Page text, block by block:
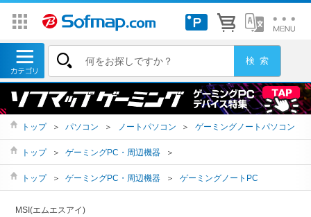
トップ ＞ パソコン ＞ ノートパソコン ＞ ゲーミングノートパソコン
トップ ＞ ゲーミングPC・周辺機器 ＞
トップ ＞ ゲーミングPC・周辺機器 ＞ ゲーミングノートPC
MSI(エムエスアイ)